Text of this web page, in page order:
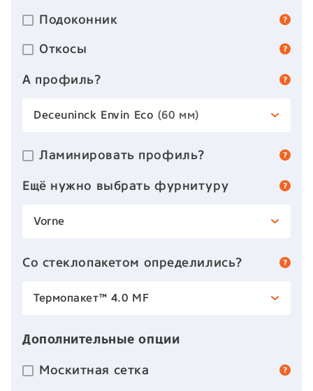
Подоконник
Откосы
А профиль?
Deceuninck Envin Eco (60 мм)
Ламинировать профиль?
Ещё нужно выбрать фурнитуру
Vorne
Со стеклопакетом определились?
Термопакет™ 4.0 MF
Дополнительные опции
Москитная сетка